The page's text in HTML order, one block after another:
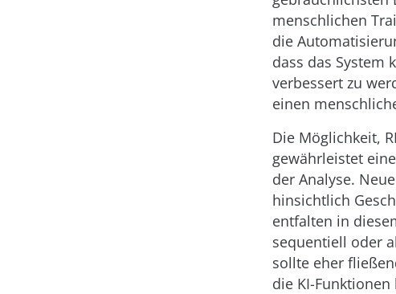
menschlichen
die
dass das System
verbessert zu
einen
Die Möglichkeit,
gewährleistet
der Analyse.
hinsichtlich
entfalten in
sequentiell oder
sollte eher
die KI-